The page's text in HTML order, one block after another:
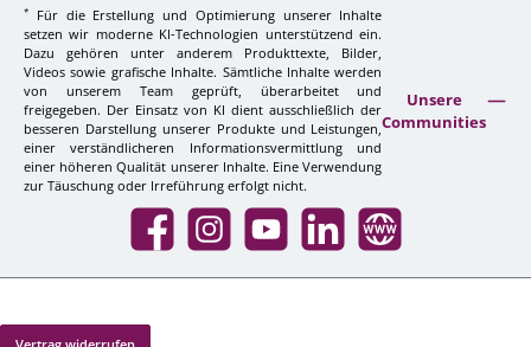
*
Für die Erstellung und Optimierung unserer Inhalte
setzen wir moderne KI-Technologien unterstützend ein.
Dazu gehören unter anderem Produkttexte, Bilder,
Videos sowie grafische Inhalte. Sämtliche Inhalte werden
von unserem Team geprüft, überarbeitet und
freigegeben. Der Einsatz von KI dient ausschließlich der
besseren Darstellung unserer Produkte und Leistungen,
einer verständlicheren Informationsvermittlung und
einer höheren Qualität unserer Inhalte. Eine Verwendung
zur Täuschung oder Irreführung erfolgt nicht.
Unsere
Communities
Facebook InstagramYouTube LinkedIn Website